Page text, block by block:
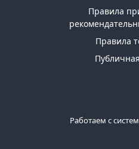
Правила
Правила
Работаем с